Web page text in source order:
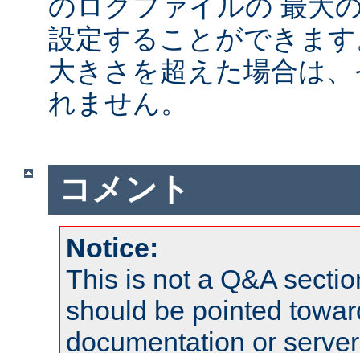
設定することができま
大きさを超えた場合は
れません。
コメント
Notice:
This is not a Q&A
should be pointed
documentation or